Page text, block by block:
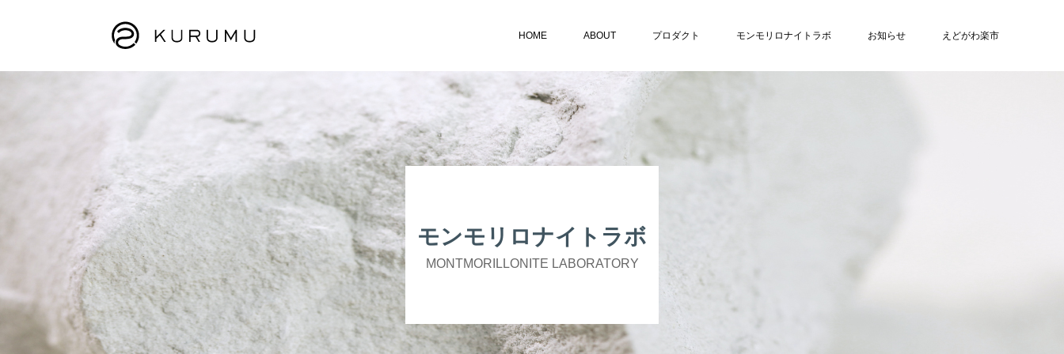
HOME ABOUT プロダクト モンモリロナイトラボ お知らせ えどがわ楽市
モンモリロナイトラボ
MONTMORILLONITE LABORATORY